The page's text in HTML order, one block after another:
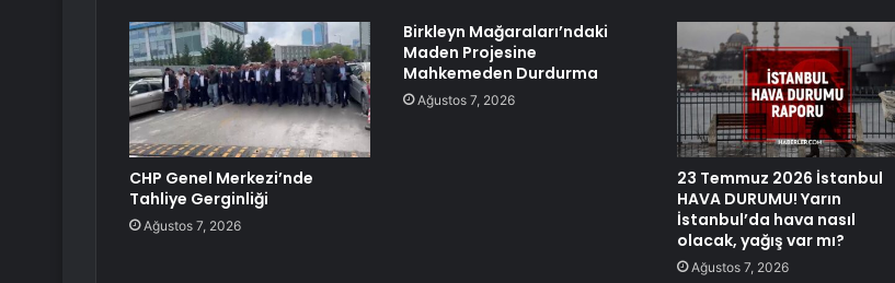
CHP Genel Merkezi’nde
Tahliye Gerginliği
Ağustos 7, 2026
Birkleyn Mağaraları’ndaki
Maden Projesine
Mahkemeden Durdurma
Ağustos 7, 2026
23 Temmuz 2026 İstanbul
HAVA DURUMU! Yarın
İstanbul’da hava nasıl
olacak, yağış var mı?
Ağustos 7, 2026